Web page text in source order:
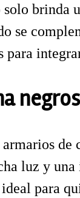
brinda
se
para
luz y
para